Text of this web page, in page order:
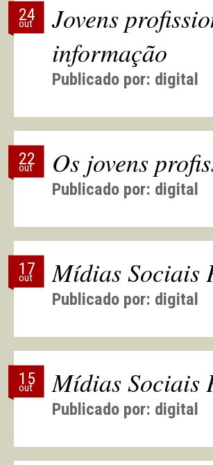
Jovens
informação
Publicado por: digital
24
out
Os jovens
Publicado por: digital
22
out
Mídias Sociais
Publicado por: digital
17
out
Mídias Sociais
Publicado por: digital
15
out